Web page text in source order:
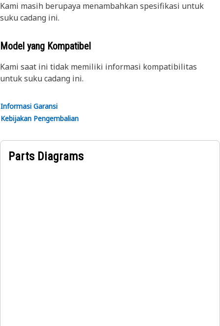
Kami masih berupaya menambahkan spesifikasi untuk
suku cadang ini.
Model yang Kompatibel
Kami saat ini tidak memiliki informasi kompatibilitas
untuk suku cadang ini.
Informasi Garansi
Kebijakan Pengembalian
Parts Diagrams